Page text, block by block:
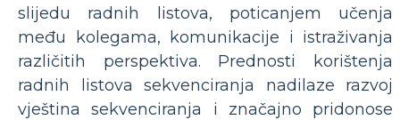
slijedu radnih listova, poticanjem učenja
među kolegama, komunikacije i istraživanja
različitih perspektiva. Prednosti korištenja
radnih listova sekvenciranja nadilaze razvoj
vještina sekvenciranja i značajno pridonose